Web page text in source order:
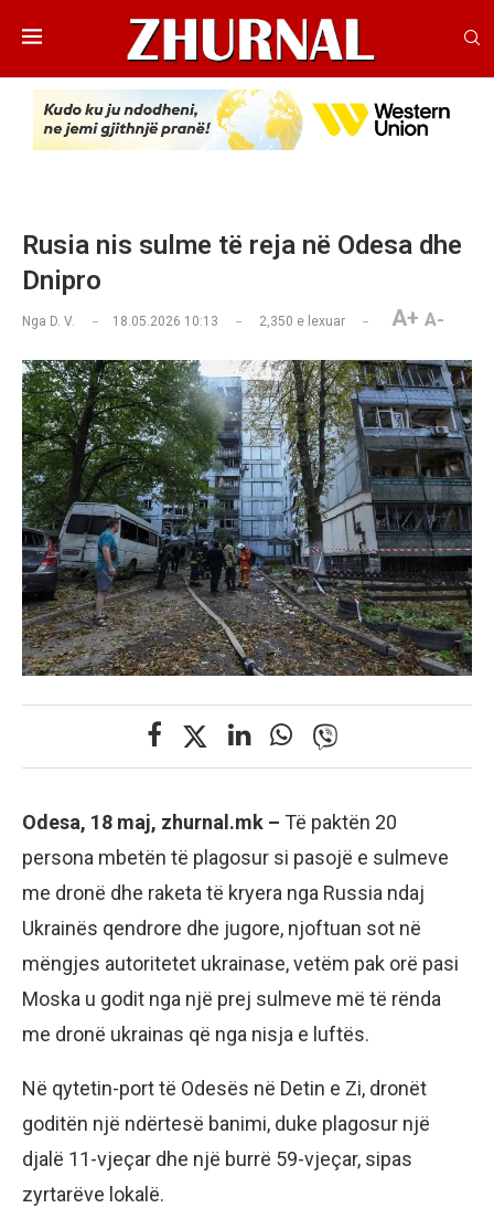
Rusia nis sulme të reja në Odesa dhe
Dnipro
Nga D. V. 18.05.2026 10:13 2,350 e lexuar A+ A-
Odesa, 18 maj, zhurnal.mk – Të paktën 20
persona mbetën të plagosur si pasojë e sulmeve
me dronë dhe raketa të kryera nga Russia ndaj
Ukrainës qendrore dhe jugore, njoftuan sot në
mëngjes autoritetet ukrainase, vetëm pak orë pasi
Moska u godit nga një prej sulmeve më të rënda
me dronë ukrainas që nga nisja e luftës.
Në qytetin-port të Odesës në Detin e Zi, dronët
goditën një ndërtesë banimi, duke plagosur një
djalë 11-vjeçar dhe një burrë 59-vjeçar, sipas
zyrtarëve lokalë.